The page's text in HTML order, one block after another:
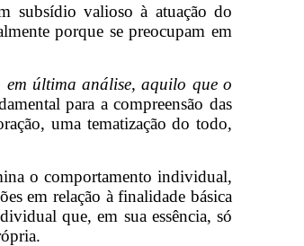
subsídio valioso à atuação do
porque se preocupam em
em última análise, aquilo que o
para a compreensão das
uma tematização do todo,
o comportamento individual,
em relação à finalidade básica
que, em sua essência, só